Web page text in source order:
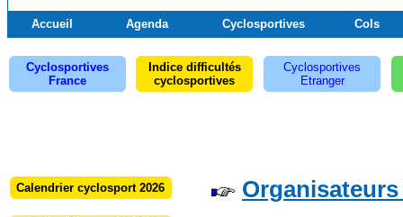
Accueil Agenda Cyclosportives Cols
Cyclosportives
France
Indice difficultés
cyclosportives
Cyclosportives
Etranger
Calendrier cyclosport 2026